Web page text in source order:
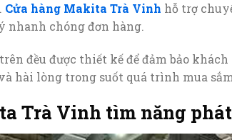
Cửa hàng Makita Trà Vinh hỗ trợ
nhanh chóng đơn hàng.
đều được thiết kế để đảm bảo khách
hài lòng trong suốt quá trình mua
Trà Vinh tìm năng